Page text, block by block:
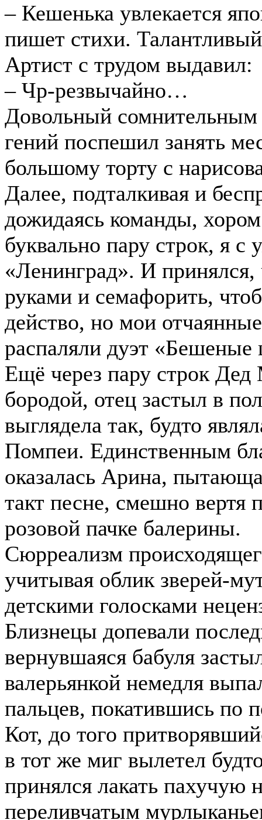
– Кешенька увлекается
пишет стихи.
Артист с трудом выдавил:
– Чр-резвычайно…
Довольный
гений поспешил занять
большому торту с
Далее, подталкивая и
дожидаясь команды,
буквально пару строк, я с
«Ленинград». И принялся,
руками и семафорить,
действо, но мои
распаляли дуэт
Ещё через пару строк
бородой, отец застыл в
выглядела так, будто
Помпеи. Единственным
оказалась Арина,
такт песне, смешно вертя
розовой пачке балерины.
Сюрреализм
учитывая облик зверей-
детскими голосками
Близнецы допевали
вернувшаяся бабуля
валерьянкой немедля
пальцев, покатившись по
Кот, до того
в тот же миг вылетел
принялся лакать
переливчатым